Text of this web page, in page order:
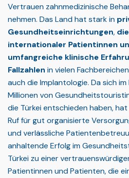
Vertrauen zahnmedizinische
nehmen. Das Land hat stark in
Gesundheitseinrichtungen,
internationaler Patientinnen
umfangreiche klinische
Fallzahlen in vielen
auch die Implantologie. Da sich
Millionen von
die Türkei entschieden haben,
Ruf für gut organisierte
und verlässliche
anhaltende Erfolg im
Türkei zu einer
Patientinnen und Patienten, die